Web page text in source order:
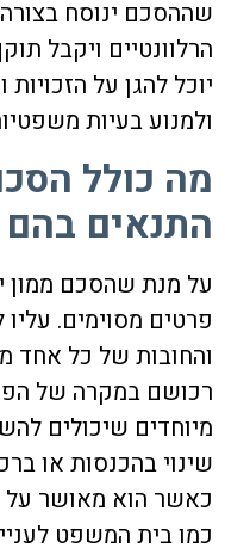
שההסכם ינוסח
הרלוונטיים ויקבל
יוכל להגן על
ולמנוע בעיות
מה כולל
התנאים
על מנת שהסכם ממון
פרטים מסוימים.
והחובות של כל אחד
רכושם במקרה של
מיוחדים שיכולים
שינוי בהכנסות או
כאשר הוא מאושר
כמו בית המשפט